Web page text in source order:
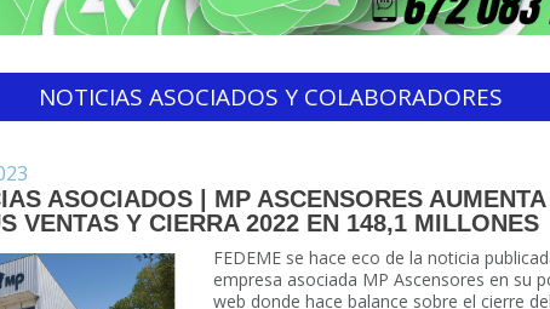
NOTICIAS ASOCIADOS Y COLABORADORES
ASOCIADOS | MP ASCENSORES AUMENTA
VENTAS Y CIERRA 2022 EN 148,1 MILLONES
FEDEME se hace eco de la noticia
empresa asociada MP Ascensores en su
web donde hace balance sobre el cierre del